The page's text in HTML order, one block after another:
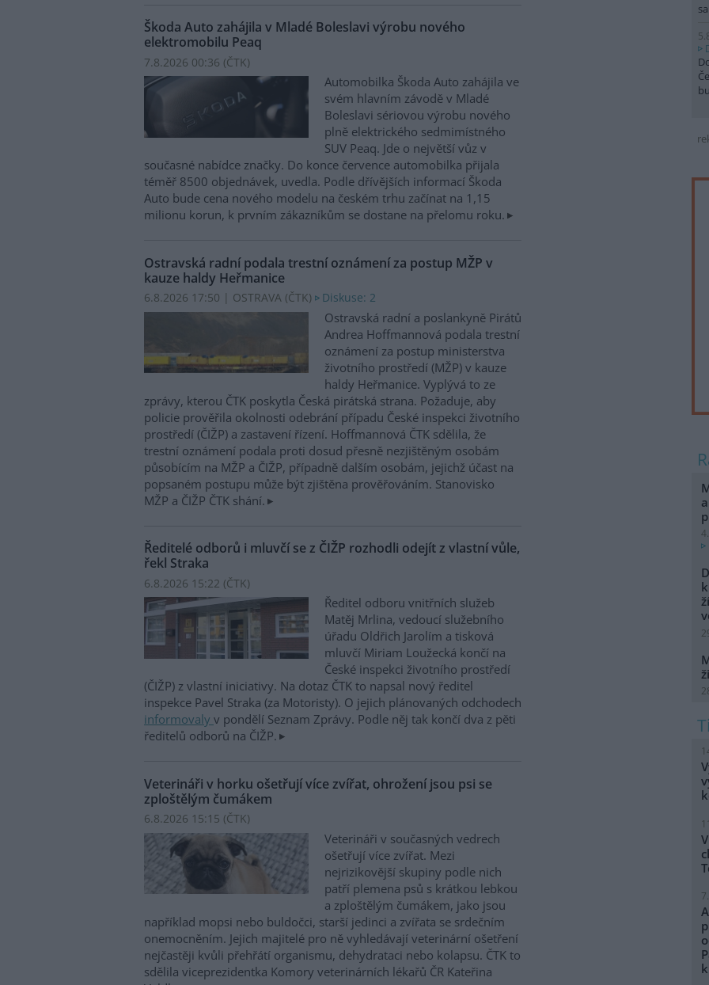
Škoda Auto zahájila v Mladé Boleslavi výrobu nového
elektromobilu Peaq
7.8.2026 00:36 (ČTK)
Automobilka Škoda Auto zahájila ve
svém hlavním závodě v Mladé
Boleslavi sériovou výrobu nového
plně elektrického sedmimístného
SUV Peaq. Jde o největší vůz v
současné nabídce značky. Do konce července automobilka přijala
téměř 8500 objednávek, uvedla. Podle dřívějších informací Škoda
Auto bude cena nového modelu na českém trhu začínat na 1,15
milionu korun, k prvním zákazníkům se dostane na přelomu roku.
Ostravská radní podala trestní oznámení za postup MŽP v
kauze haldy Heřmanice
6.8.2026 17:50 | OSTRAVA (ČTK) Diskuse: 2
Ostravská radní a poslankyně Pirátů
Andrea Hoffmannová podala trestní
oznámení za postup ministerstva
životního prostředí (MŽP) v kauze
haldy Heřmanice. Vyplývá to ze
zprávy, kterou ČTK poskytla Česká pirátská strana. Požaduje, aby
policie prověřila okolnosti odebrání případu České inspekci životního
prostředí (ČIŽP) a zastavení řízení. Hoffmannová ČTK sdělila, že
trestní oznámení podala proti dosud přesně nezjištěným osobám
působícím na MŽP a ČIŽP, případně dalším osobám, jejichž účast na
popsaném postupu může být zjištěna prověřováním. Stanovisko
MŽP a ČIŽP ČTK shání.
Ředitelé odborů i mluvčí se z ČIŽP rozhodli odejít z vlastní vůle,
řekl Straka
6.8.2026 15:22 (ČTK)
Ředitel odboru vnitřních služeb
Matěj Mrlina, vedoucí služebního
úřadu Oldřich Jarolím a tisková
mluvčí Miriam Loužecká končí na
České inspekci životního prostředí
(ČIŽP) z vlastní iniciativy. Na dotaz ČTK to napsal nový ředitel
inspekce Pavel Straka (za Motoristy). O jejich plánovaných odchodech
informovaly v pondělí Seznam Zprávy. Podle něj tak končí dva z pěti
ředitelů odborů na ČIŽP.
Veterináři v horku ošetřují více zvířat, ohrožení jsou psi se
zploštělým čumákem
6.8.2026 15:15 (ČTK)
Veterináři v současných vedrech
ošetřují více zvířat. Mezi
nejrizikovější skupiny podle nich
patří plemena psů s krátkou lebkou
a zploštělým čumákem, jako jsou
například mopsi nebo buldočci, starší jedinci a zvířata se srdečním
onemocněním. Jejich majitelé pro ně vyhledávají veterinární ošetření
nejčastěji kvůli přehřátí organismu, dehydrataci nebo kolapsu. ČTK to
sdělila viceprezidentka Komory veterinárních lékařů ČR Kateřina